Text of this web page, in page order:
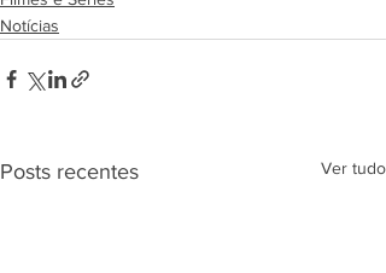
Notícias
Posts recentes Ver tudo